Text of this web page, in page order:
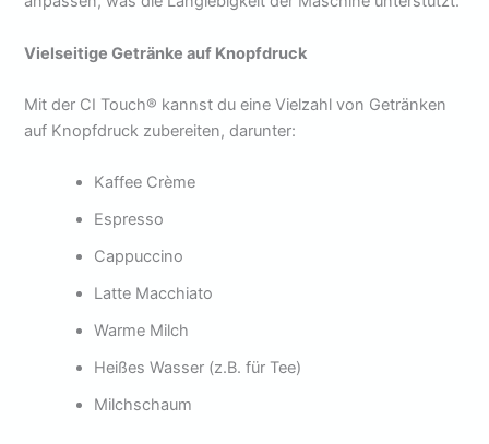
Vielseitige Getränke auf Knopfdruck
Mit der CI Touch® kannst du eine Vielzahl von Getränken
auf Knopfdruck zubereiten, darunter:
Kaffee Crème
Espresso
Cappuccino
Latte Macchiato
Warme Milch
Heißes Wasser (z.B. für Tee)
Milchschaum